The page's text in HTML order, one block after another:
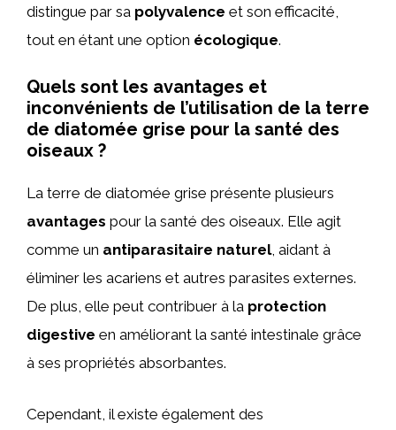
distingue par sa polyvalence et son efficacité,
tout en étant une option écologique.
Quels sont les avantages et
inconvénients de l’utilisation de la terre
de diatomée grise pour la santé des
oiseaux ?
La terre de diatomée grise présente plusieurs
avantages pour la santé des oiseaux. Elle agit
comme un antiparasitaire naturel, aidant à
éliminer les acariens et autres parasites externes.
De plus, elle peut contribuer à la protection
digestive en améliorant la santé intestinale grâce
à ses propriétés absorbantes.
Cependant, il existe également des